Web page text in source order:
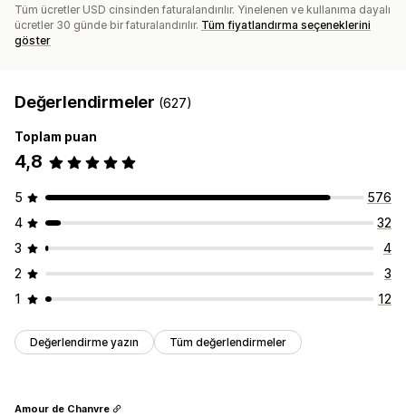
Tüm ücretler USD cinsinden faturalandırılır. Yinelenen ve kullanıma dayalı
ücretler 30 günde bir faturalandırılır. Tüm fiyatlandırma seçeneklerini
göster
Değerlendirmeler (627)
Toplam puan
4,8
5
576
4
32
3
4
2
3
1
12
Değerlendirme yazın Tüm değerlendirmeler
Amour de Chanvre